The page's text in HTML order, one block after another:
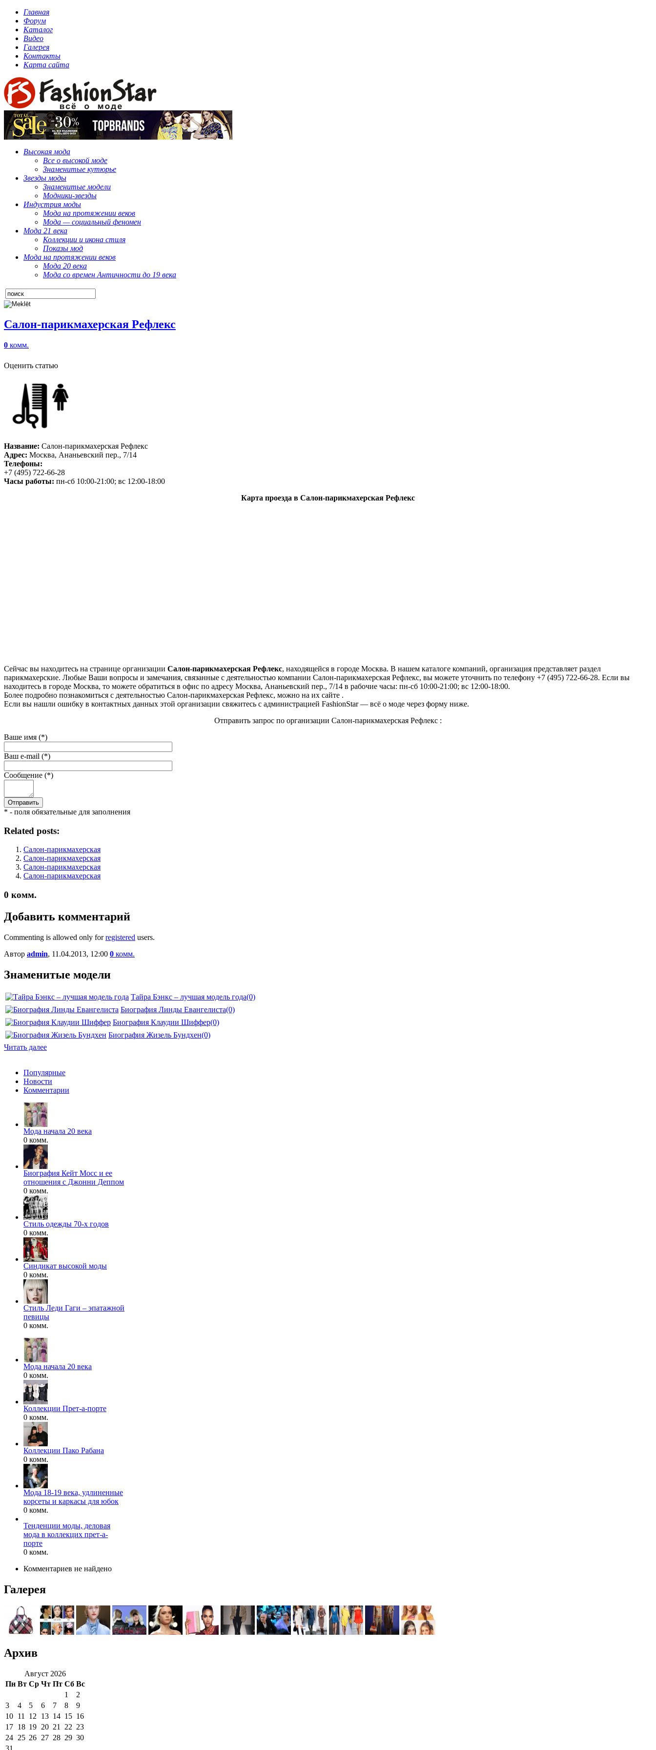
Главная
Форум
Каталог
Видео
Галерея
Контакты
Карта сайта
Высокая мода
Все о высокой моде
Знаменитые кутюрье
Звезды моды
Знаменитые модели
Модники-звезды
Индустрия моды
Мода на протяжении веков
Мода — социальный феномен
Мода 21 века
Коллекции и икона стиля
Показы мод
Мода на протяжении веков
Мода 20 века
Мода со времен Античности до 19 века
Салон-парикмахерская Рефлекс
0 комм.
Оценить статью
Название: Салон-парикмахерская Рефлекс
Адрес: Москва, Ананьевский пер., 7/14
Телефоны:
+7 (495) 722-66-28
Часы работы: пн-сб 10:00-21:00; вс 12:00-18:00
Карта проезда в Салон-парикмахерская Рефлекс
Сейчас вы находитесь на странице организации Салон-парикмахерская Рефлекс, находящейся в городе Москва. В нашем каталоге компаний, организация представляет раздел
парикмахерские. Любые Ваши вопросы и замечания, связанные с деятельностью компании Салон-парикмахерская Рефлекс, вы можете уточнить по телефону +7 (495) 722-66-28. Если вы
находитесь в городе Москва, то можете обратиться в офис по адресу Москва, Ананьевский пер., 7/14 в рабочие часы: пн-сб 10:00-21:00; вс 12:00-18:00.
Более подробно познакомиться с деятельностью Салон-парикмахерская Рефлекс, можно на их сайте .
Если вы нашли ошибку в контактных данных этой организации свяжитесь с администрацией FashionStar — всё о моде через форму ниже.
Отправить запрос по организации Салон-парикмахерская Рефлекс :
Ваше имя (*)
Ваш e-mail (*)
Сообщение (*)
* - поля обязательные для заполнения
Related posts:
Салон-парикмахерская
Салон-парикмахерская
Салон-парикмахерская
Салон-парикмахерская
0 комм.
Добавить комментарий
Commenting is allowed only forregistered users.
Автор admin, 11.04.2013, 12:00 0 комм.
Знаменитые модели
Тайра Бэнкс – лучшая модель года(0)
Биография Линды Евангелиста(0)
Биография Клаудии Шиффер(0)
Биография Жизель Бундхен(0)
Читать далее
Популярные
Новости
Комментарии
Мода начала 20 века
0 комм.
Биография Кейт Мосс и ее
отношения с Джонни Деппом
0 комм.
Стиль одежды 70-х годов
0 комм.
Синдикат высокой моды
0 комм.
Стиль Леди Гаги – эпатажной
певицы
0 комм.
Мода начала 20 века
0 комм.
Коллекции Прет-а-порте
0 комм.
Коллекции Пако Рабана
0 комм.
Мода 18-19 века, удлиненные
корсеты и каркасы для юбок
0 комм.
Тенденции моды, деловая
мода в коллекцих прет-а-
порте
0 комм.
Комментариев не найдено
Галерея
Архив
Август 2026
Пн Вт Ср Чт Пт Сб Вс
1
2
3
4 5 6 7 8
9
10 11 12 13 14 15 16
17 18 19 20 21 22 23
24 25 26 27 28 29 30